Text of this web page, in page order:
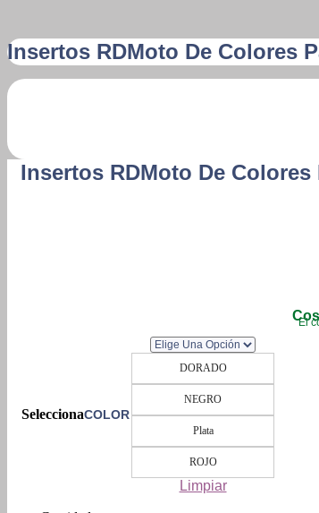
Insertos RDMoto De Colores
Insertos RDMoto De
El
COLOR
DORADO
NEGRO
Plata
ROJO
Limpiar